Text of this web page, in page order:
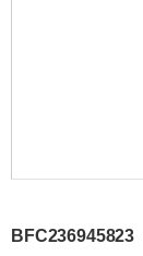
BFC236945823